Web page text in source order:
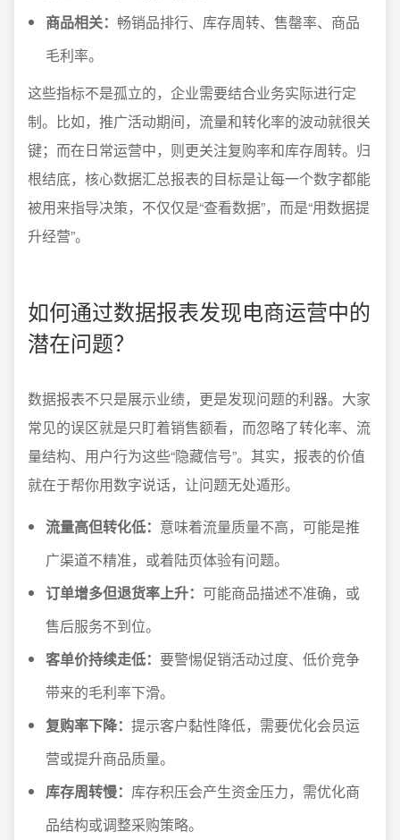
商品相关： 畅销品排行、库存周转、售罄率、商品
毛利率。
这些指标不是孤立的，企业需要结合业务实际进行定
制。比如，推广活动期间，流量和转化率的波动就很关
键；而在日常运营中，则更关注复购率和库存周转。归
根结底，核心数据汇总报表的目标是让每一个数字都能
被用来指导决策，不仅仅是“查看数据”，而是“用数据提
升经营”。
如何通过数据报表发现电商运营中的
潜在问题？
数据报表不只是展示业绩，更是发现问题的利器。大家
常见的误区就是只盯着销售额看，而忽略了转化率、流
量结构、用户行为这些“隐藏信号”。其实，报表的价值
就在于帮你用数字说话，让问题无处遁形。
流量高但转化低： 意味着流量质量不高，可能是推
广渠道不精准，或着陆页体验有问题。
订单增多但退货率上升： 可能商品描述不准确，或
售后服务不到位。
客单价持续走低： 要警惕促销活动过度、低价竞争
带来的毛利率下滑。
复购率下降： 提示客户黏性降低，需要优化会员运
营或提升商品质量。
库存周转慢： 库存积压会产生资金压力，需优化商
品结构或调整采购策略。